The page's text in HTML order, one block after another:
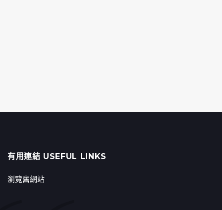
有用連結 USEFUL LINKS
瀏覽舊網站